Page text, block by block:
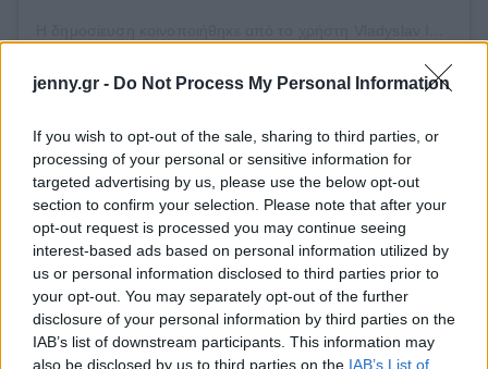
jenny.gr - Do Not Process My Personal Information
If you wish to opt-out of the sale, sharing to third parties, or
processing of your personal or sensitive information for
targeted advertising by us, please use the below opt-out
section to confirm your selection. Please note that after your
opt-out request is processed you may continue seeing
interest-based ads based on personal information utilized by
us or personal information disclosed to third parties prior to
your opt-out. You may separately opt-out of the further
disclosure of your personal information by third parties on the
IAB’s list of downstream participants. This information may
also be disclosed by us to third parties on the IAB’s List of
βλέπουμε στο περιοδικό. Έδειξε τα εγκαύματα στο
χέρι της. Επέζησε από πυραυλική επίθεση στην
πόλη Vinnytsia τον Ιούλιο του 2022. Η Ντιατλίουκ
διηγήθηκε τη διαφυγή της από ένα φλεγόμενο
κτίριο και την αποκατάσταση που ολοκλήρωσε με
το φιλανθρωπικό πρόγραμμα Unburned, το οποίο
παρέχει ιατρική περίθαλψη σε άτομα που έχουν
υποστεί δερματικές βλάβες λόγω του πολέμου.